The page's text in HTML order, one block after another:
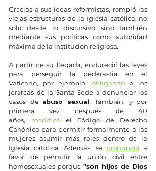
Gracias a sus ideas reformistas, rompió las
viejas estructuras de la Iglesia católica, no
solo desde lo discursivo sino también
mediante sus políticas como autoridad
máxima de la institución religiosa.
A partir de su llegada, endureció las leyes
para perseguir la pederastia en el
Vaticano, por ejemplo, obligando a los
jerarcas de la Santa Sede a denunciar los
casos de abuso sexual. También, y por
primera vez después de 40
años, modificó el Código de Derecho
Canónico para permitir formalmente a las
mujeres asumir más roles dentro de la
Iglesia católica. Además, se pronunció a
favor de permitir la unión civil entre
homosexuales porque "son hijos de Dios